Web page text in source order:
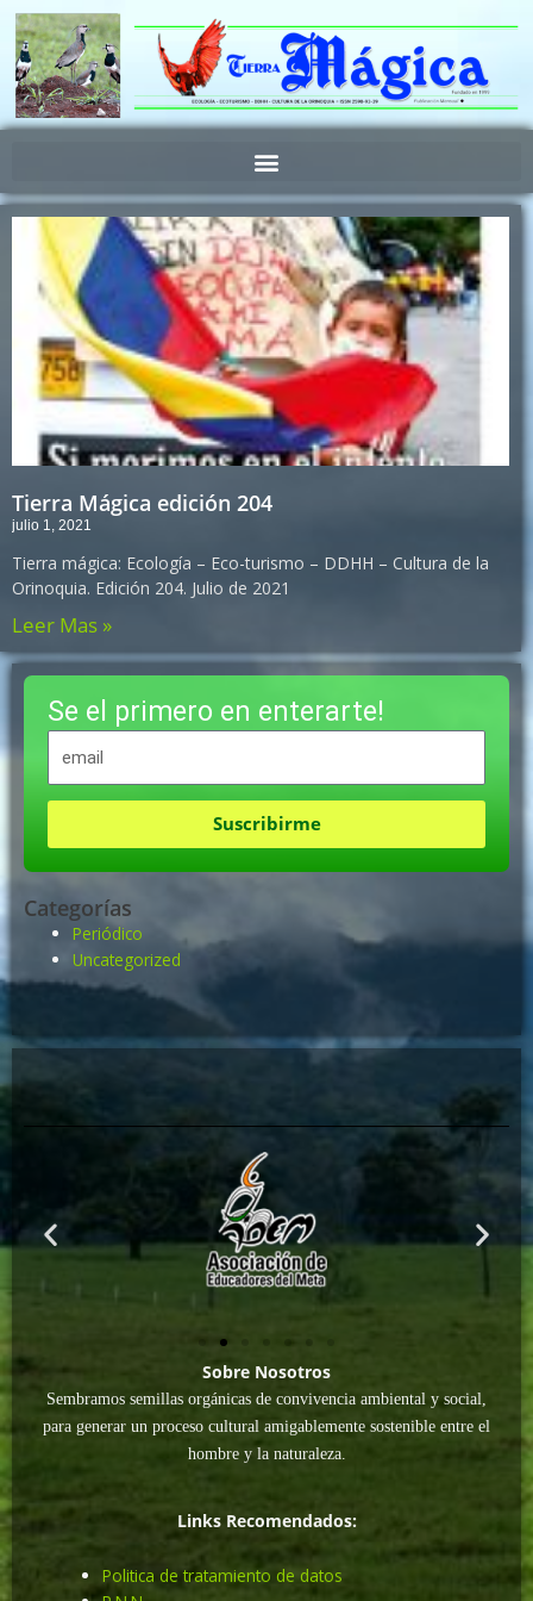
contenido
Tierra Mágica edición 204
julio 1, 2021
Tierra mágica: Ecología – Eco-turismo – DDHH – Cultura de la
Orinoquia. Edición 204. Julio de 2021
Leer Mas »
Se el primero en enterarte!
Suscribirme
Categorías
Periódico
Uncategorized
Sobre Nosotros
Sembramos semillas orgánicas de convivencia ambiental y social,
para generar un proceso cultural amigablemente sostenible entre el
hombre y la naturaleza.
Links Recomendados:
Politica de tratamiento de datos